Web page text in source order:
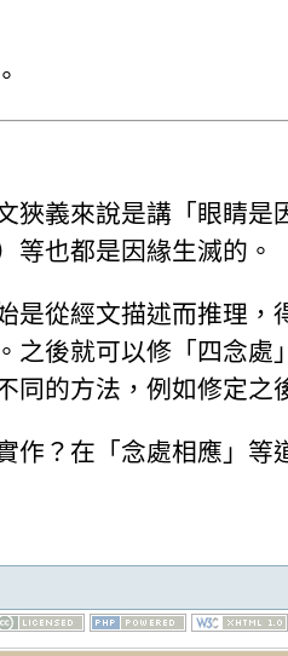
狹義來說是講「眼睛
等也都是因緣生滅的。
是從經文描述而推理
之後就可以修「四念處
的方法，例如修定之
作？在「念處相應」